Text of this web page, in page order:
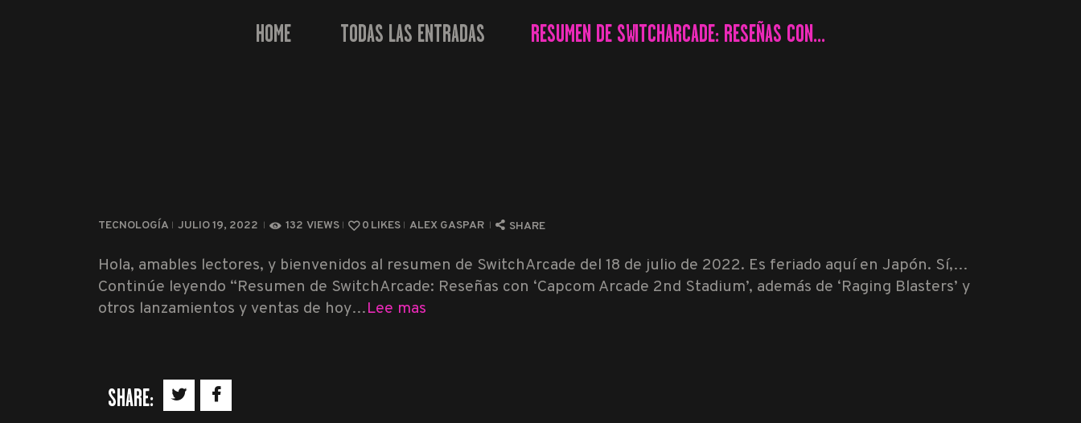
HOME TODAS LAS ENTRADAS RESUMEN DE SWITCHARCADE: RESEÑAS CON...
TECNOLOGÍA JULIO 19, 2022 132 VIEWS 0 LIKES ALEX GASPAR SHARE
Hola, amables lectores, y bienvenidos al resumen de SwitchArcade del 18 de julio de 2022. Es feriado aquí en Japón. Sí,…
Continúe leyendo “Resumen de SwitchArcade: Reseñas con ‘Capcom Arcade 2nd Stadium’, además de ‘Raging Blasters’ y
otros lanzamientos y ventas de hoy…Lee mas
SHARE: